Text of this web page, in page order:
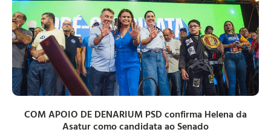
COM APOIO DE DENARIUM PSD confirma Helena da
Asatur como candidata ao Senado